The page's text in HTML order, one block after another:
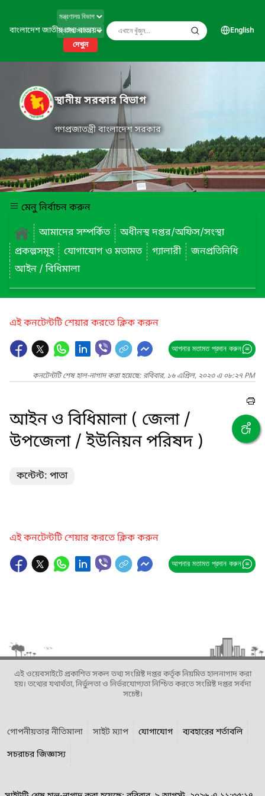
বাংলাদেশ জাতীয় তথ্য বাতায়ন
দেখুন
English
স্থানীয় সরকার বিভাগ
গণপ্রজাতন্ত্রী বাংলাদেশ সরকার
মেনু নির্বাচন করুন
আমাদের সম্পর্কিত
অধীনস্থ দপ্তর/অফিস/সংস্থা
প্রকল্পসমূহ
যোগাযোগ ও মতামত গ্যালারী
জনপ্রতিনিধি
আইন / বিধিমালা
এই কনটেন্টটি শেয়ার করতে ক্লিক করুন
আপনার মতামত প্রদান করুন
কনটেন্টটি শেষ হাল-নাগাদ করা হয়েছে: রবিবার, ১৬ এপ্রিল, ২০২৩ এ ০৮:২৭ PM
আইন ও বিধিমালা ( জেলা /
উপজেলা / ইউনিয়ন পরিষদ )
কন্টেন্ট: পাতা
এই কনটেন্টটি শেয়ার করতে ক্লিক করুন
আপনার মতামত প্রদান করুন
এই ওয়েবসাইটে প্রকাশিত সকল তথ্য সংশ্লিষ্ট দপ্তর কর্তৃক নিয়মিত হালনাগাদ করা
হয়। তথ্যের যথার্থতা, নির্ভুলতা ও নির্ভরযোগ্যতা নিশ্চিত করতে সংশ্লিষ্ট দপ্তর সর্বদা
সচেষ্ট।
গোপনীয়তার নীতিমালা সাইট ম্যাপ যোগাযোগ
ব্যবহারের শর্তাবলি
সচরাচর জিজ্ঞাস্য